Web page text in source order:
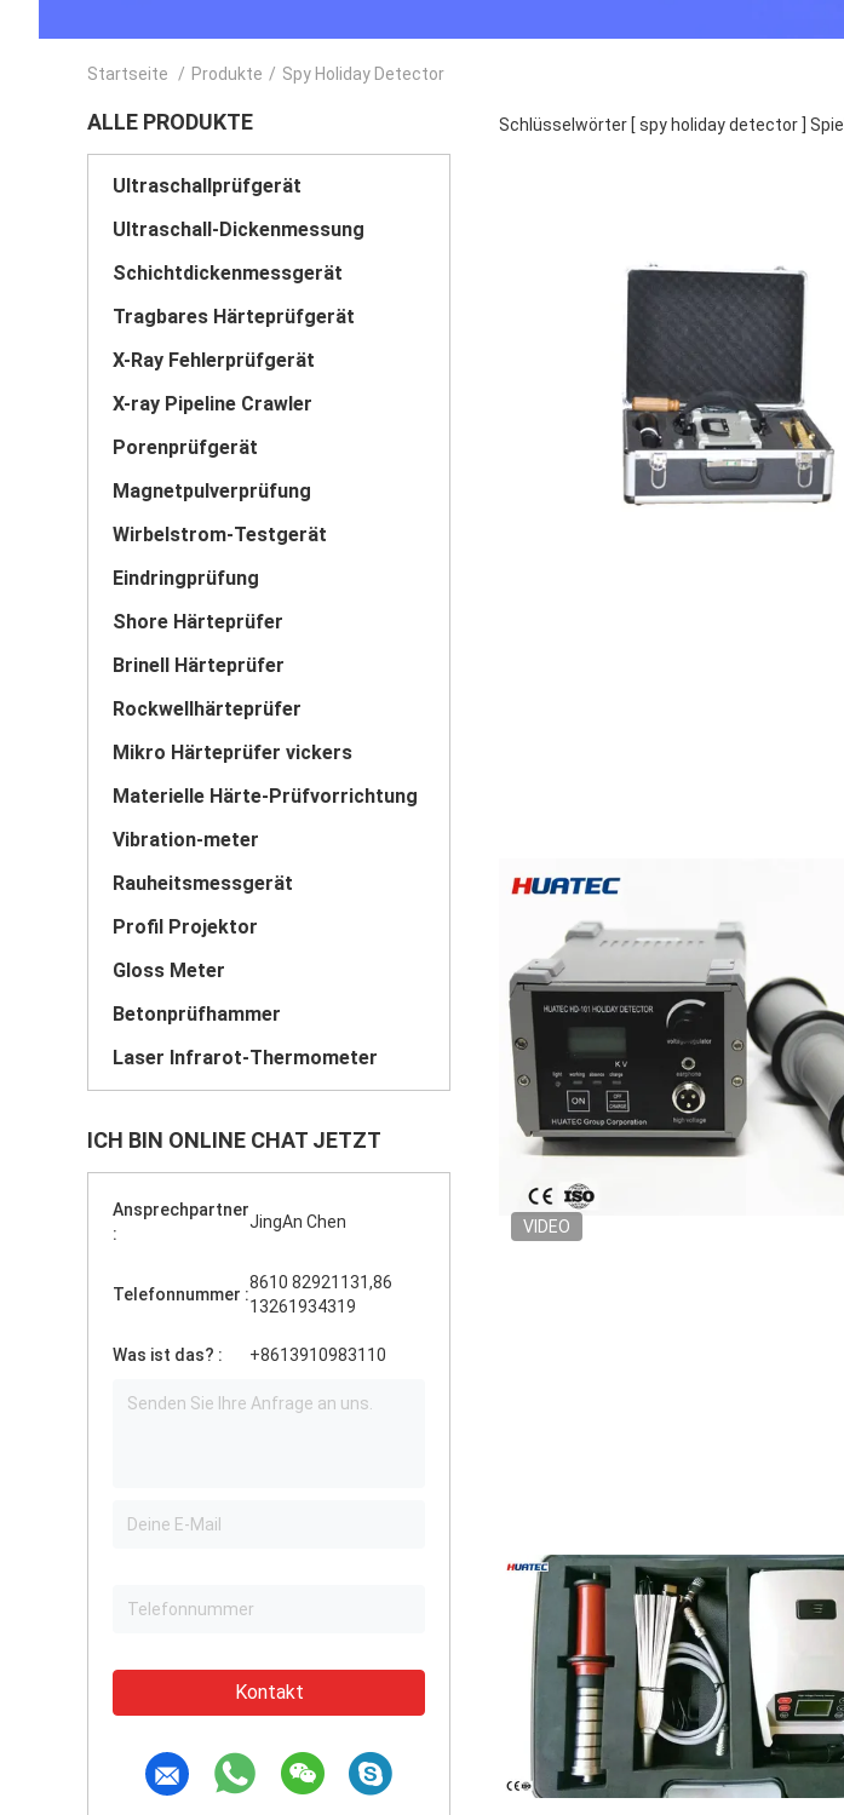
Startseite / Produkte / Spy Holiday Detector
ALLE PRODUKTE
Ultraschallprüfgerät
Ultraschall-Dickenmessung
Schichtdickenmessgerät
Tragbares Härteprüfgerät
X-Ray Fehlerprüfgerät
X-ray Pipeline Crawler
Porenprüfgerät
Magnetpulverprüfung
Wirbelstrom-Testgerät
Eindringprüfung
Shore Härteprüfer
Brinell Härteprüfer
Rockwellhärteprüfer
Mikro Härteprüfer vickers
Materielle Härte-Prüfvorrichtung
Vibration-meter
Rauheitsmessgerät
Profil Projektor
Gloss Meter
Betonprüfhammer
Laser Infrarot-Thermometer
ICH BIN ONLINE CHAT JETZT
Ansprechpartner
:
JingAn Chen
Telefonnummer :
8610 82921131,86
13261934319
Was ist das? : +8613910983110
Kontakt
Schlüsselwörter [ spy holiday detector ] Spiel
VIDEO